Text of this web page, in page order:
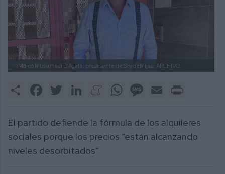
Marco Musumeci D’Agata, presidente de SoydeMijas. ARCHIVO
Share FacebookTwitter LinkedInMeneameWhatsAppMessage
Email
El partido defiende la fórmula de los alquileres
sociales porque los precios “están alcanzando
niveles desorbitados”